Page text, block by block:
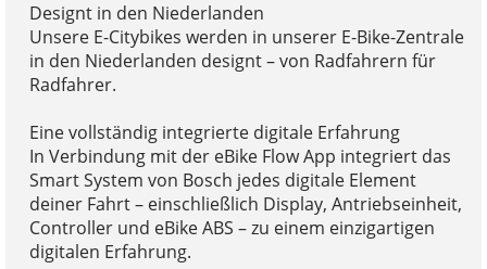
Designt in den Niederlanden
Unsere E-Citybikes werden in unserer E-Bike-Zentrale
in den Niederlanden designt – von Radfahrern für
Radfahrer.
Eine vollständig integrierte digitale Erfahrung
In Verbindung mit der eBike Flow App integriert das
Smart System von Bosch jedes digitale Element
deiner Fahrt – einschließlich Display, Antriebseinheit,
Controller und eBike ABS – zu einem einzigartigen
digitalen Erfahrung.